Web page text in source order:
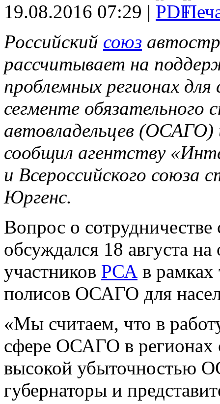
19.08.2016 07:29 |
Российский союз
рассчитывает на
проблемных регионах
сегменте
автовладельцев (ОСАГО)
сообщил агентству
и Всероссийского союза
Юргенс.
Вопрос о сотрудничестве
обсуждался 18 августа
участников РСА в
полисов ОСАГО для
«Мы считаем, что в
сфере ОСАГО в регионах
высокой убыточностью
губернаторы и